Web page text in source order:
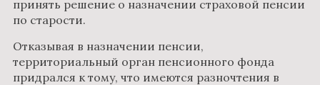
принять решение о назначении страховой пенсии
по старости.
Отказывая в назначении пенсии,
территориальный орган пенсионного фонда
придрался к тому, что имеются разночтения в